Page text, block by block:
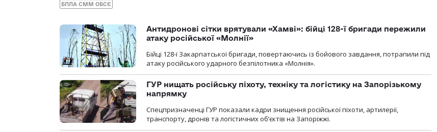
БПЛА СММ ОБСЄ
Антидронові сітки врятували «Хамві»: бійці 128-ї бригади пережили
атаку російської «Молнії»
Бійці 128-ї Закарпатської бригади, повертаючись із бойового завдання, потрапили під
атаку російського ударного безпілотника «Молнія».
ГУР нищать російську піхоту, техніку та логістику на Запорізькому
напрямку
Спецпризначенці ГУР показали кадри знищення російської піхоти, артилерії,
транспорту, дронів та логістичних об’єктів на Запоріжжі.